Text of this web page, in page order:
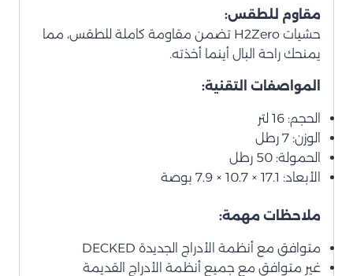
مقاوم للطقس:
حشيات H2Zero تضمن مقاومة كاملة للطقس، مما
يمنحك راحة البال أينما أخذته.
المواصفات التقنية:
الحجم: 16 لتر
الوزن: 7 رطل
الحمولة: 50 رطل
الأبعاد: 17.1 × 10.7 × 7.9 بوصة
ملاحظات مهمة:
متوافق مع أنظمة الأدراج الجديدة DECKED
غير متوافق مع جميع أنظمة الأدراج القديمة